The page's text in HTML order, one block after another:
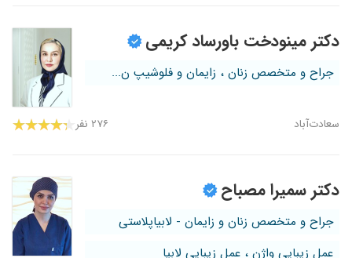
دکتر مینودخت باورساد کریمی
جراح و متخصص زنان ، زایمان و فلوشیپ ن...
سعادت‌آباد ۲۷۶ نفر
دکتر سمیرا مصباح
جراح و متخصص زنان و زایمان - لابیاپلاستی
عمل زیبایی واژن ، عمل زیبایی لابیا